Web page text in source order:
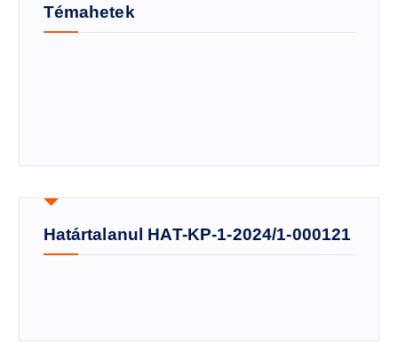
Témahetek
Határtalanul HAT-KP-1-2024/1-000121